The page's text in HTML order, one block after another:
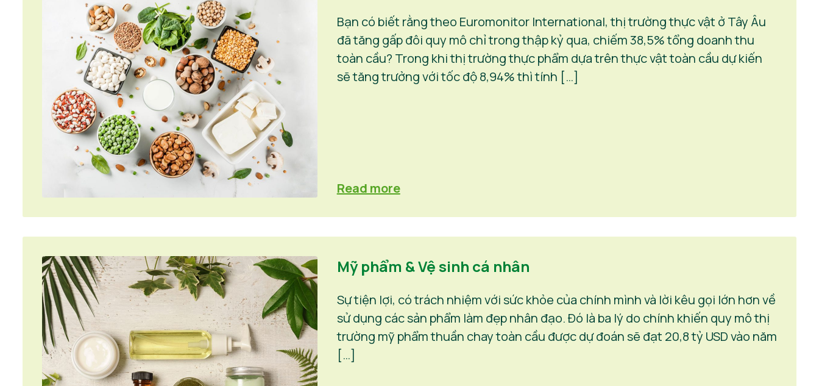
Bạn có biết rằng theo Euromonitor International, thị trường thực vật ở Tây Âu
đã tăng gấp đôi quy mô chỉ trong thập kỷ qua, chiếm 38,5% tổng doanh thu
toàn cầu? Trong khi thị trường thực phẩm dựa trên thực vật toàn cầu dự kiến ​​
sẽ tăng trưởng với tốc độ 8,94% thì tính […]
Read more
Mỹ phẩm & Vệ sinh cá nhân
Sự tiện lợi, có trách nhiệm với sức khỏe của chính mình và lời kêu gọi lớn hơn về
sử dụng các sản phẩm làm đẹp nhân đạo. Đó là ba lý do chính khiến quy mô thị
trường mỹ phẩm thuần chay toàn cầu được dự đoán sẽ đạt 20,8 tỷ USD vào năm
[…]